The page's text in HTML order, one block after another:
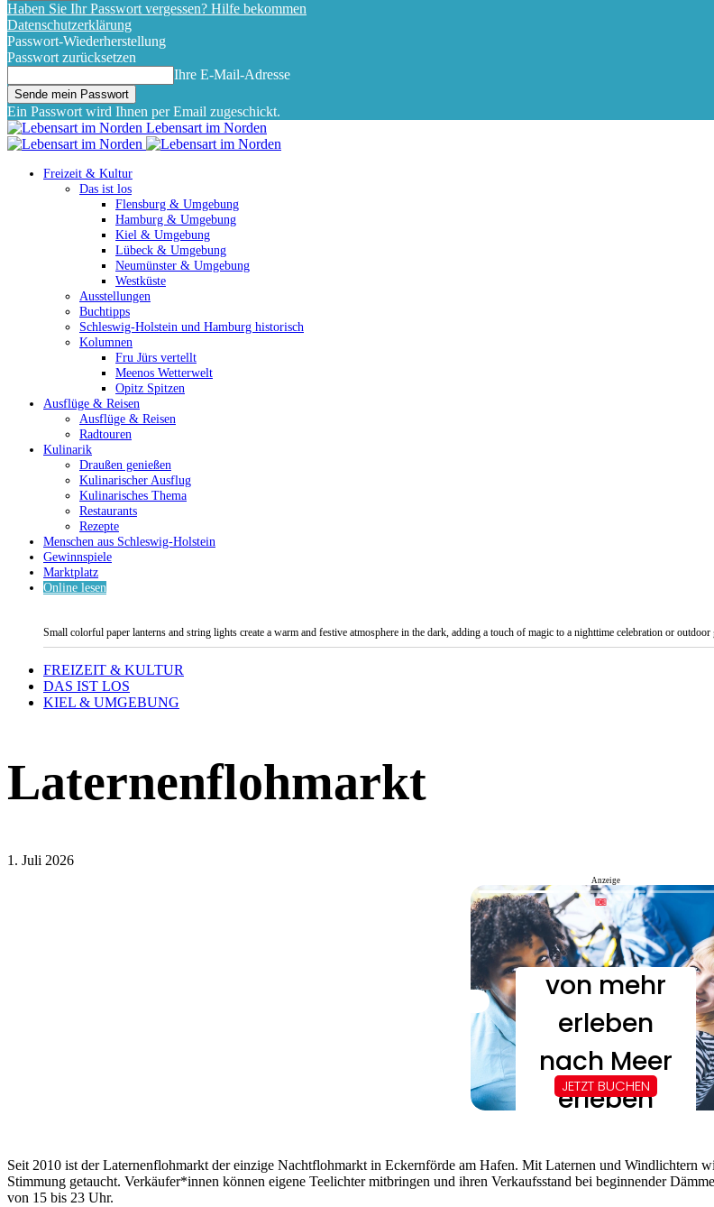
Haben Sie Ihr Passwort vergessen? Hilfe bekommen
Datenschutzerklärung
Passwort-Wiederherstellung
Passwort zurücksetzen
Ihre E-Mail-Adresse
Ein Passwort wird Ihnen per Email zugeschickt.
Lebensart im Norden
Freizeit & Kultur
Das ist los
Flensburg & Umgebung
Hamburg & Umgebung
Kiel & Umgebung
Lübeck & Umgebung
Neumünster & Umgebung
Westküste
Ausstellungen
Buchtipps
Schleswig-Holstein und Hamburg historisch
Kolumnen
Fru Jürs vertellt
Meenos Wetterwelt
Opitz Spitzen
Ausflüge & Reisen
Ausflüge & Reisen
Radtouren
Kulinarik
Draußen genießen
Kulinarischer Ausflug
Kulinarisches Thema
Restaurants
Rezepte
Menschen aus Schleswig-Holstein
Gewinnspiele
Marktplatz
Online lesen
Small colorful paper lanterns and string lights create a warm and festive atmosphere in the dark, adding a touch of magic to a nighttime celebration or outdoor
FREIZEIT & KULTUR
DAS IST LOS
KIEL & UMGEBUNG
Laternenflohmarkt
1. Juli 2026
Anzeige
Seit 2010 ist der Laternenflohmarkt der einzige Nachtflohmarkt in Eckernförde am Hafen. Mit Laternen und Windlichtern
Stimmung getaucht. Verkäufer*innen können eigene Teelichter mitbringen und ihren Verkaufsstand bei beginnender
von 15 bis 23 Uhr.